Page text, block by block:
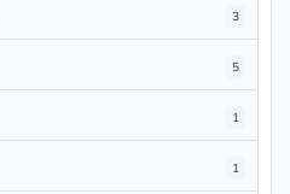
3
5
1
1